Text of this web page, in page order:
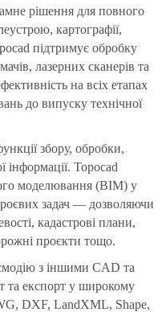
рішення для повного
картографії,
підтримує обробку
лазерних сканерів та
на всіх етапах
до випуску технічної
збору, обробки,
інформації. Topocad
моделювання (BIM) у
задач — дозволяючи
кадастрові плани,
проєкти тощо.
з іншими CAD та
та експорт у широкому
DXF, LandXML, Shape,